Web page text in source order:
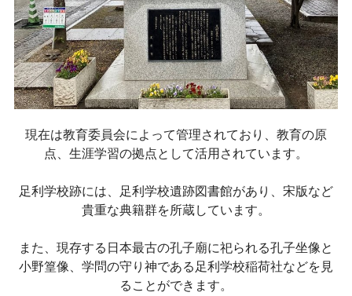
現在は教育委員会によって管理されており、教育の原
点、生涯学習の拠点として活用されています。
足利学校跡には、足利学校遺跡図書館があり、宋版など
貴重な典籍群を所蔵しています。
また、現存する日本最古の孔子廟に祀られる孔子坐像と
小野篁像、学問の守り神である足利学校稲荷社などを見
ることができます。